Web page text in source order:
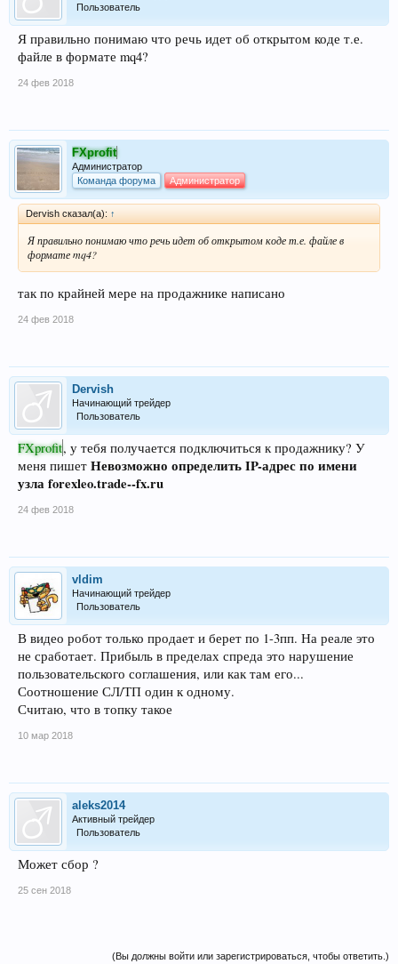
Пользователь
Я правильно понимаю что речь идет об открытом коде т.е.
файле в формате mq4?
24 фев 2018
FXprofit
Администратор
Команда форума
Администратор
Dervish сказал(а): ↑
Я правильно понимаю что речь идет об открытом коде т.е. файле в
формате mq4?
так по крайней мере на продажнике написано
24 фев 2018
Dervish
Начинающий трейдер
Пользователь
FXprofit, у тебя получается подключиться к продажнику? У
меня пишет Невозможно определить IP-адрес по имени
узла forexleo.trade--fx.ru
24 фев 2018
vldim
Начинающий трейдер
Пользователь
В видео робот только продает и берет по 1-3пп. На реале это
не сработает. Прибыль в пределах спреда это нарушение
пользовательского соглашения, или как там его...
Соотношение СЛ/ТП один к одному.
Считаю, что в топку такое
10 мар 2018
aleks2014
Активный трейдер
Пользователь
Может сбор ?
25 сен 2018
(Вы должны войти или зарегистрироваться, чтобы ответить.)